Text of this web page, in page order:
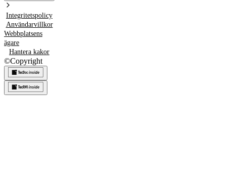
Integritetspolicy
Användarvillkor
Webbplatsens
ägare
Hantera kakor
©Copyright